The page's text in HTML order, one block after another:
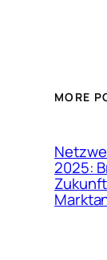
MORE
2025: